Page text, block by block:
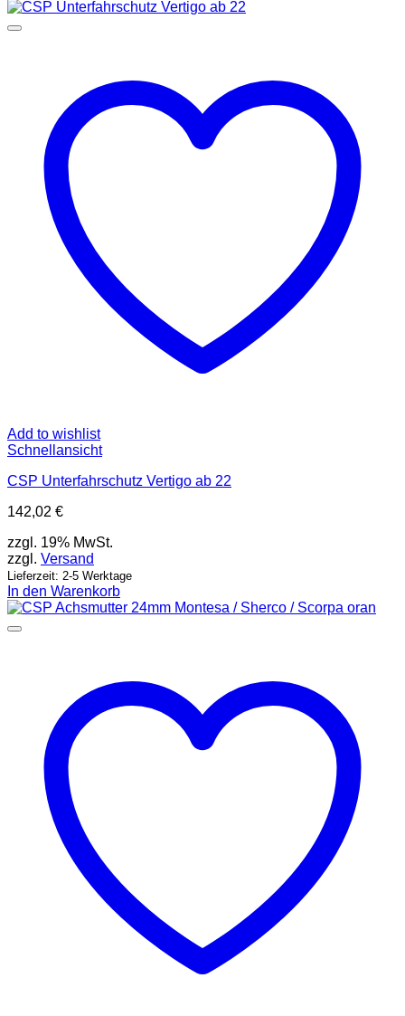
Add to wishlist
Schnellansicht
CSP Unterfahrschutz Vertigo ab 22
142,02 €
zzgl. 19% MwSt.
zzgl. Versand
Lieferzeit: 2-5 Werktage
In den Warenkorb